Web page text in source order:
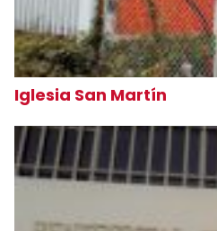
Iglesia San Martín